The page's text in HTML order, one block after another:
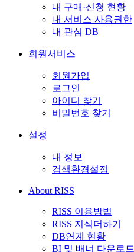
내 구매·신청 현황
내 서비스 사용권한
내 관심 DB
회원서비스
회원가입
로그인
아이디 찾기
비밀번호 찾기
설정
내 정보
검색환경설정
About RISS
RISS 이용방법
RISS 지식더하기
DB연계 현황
BI 및 배너 다운로드